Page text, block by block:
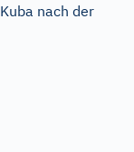
nach der